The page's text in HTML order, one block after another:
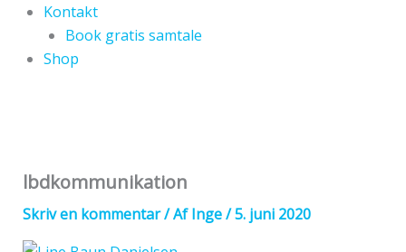
Kontakt
Book gratis samtale
Shop
lbdkommunikation
Skriv en kommentar/ AfInge/5. juni 2020